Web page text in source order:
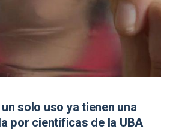
solo uso ya tienen una
por científicas de la UBA